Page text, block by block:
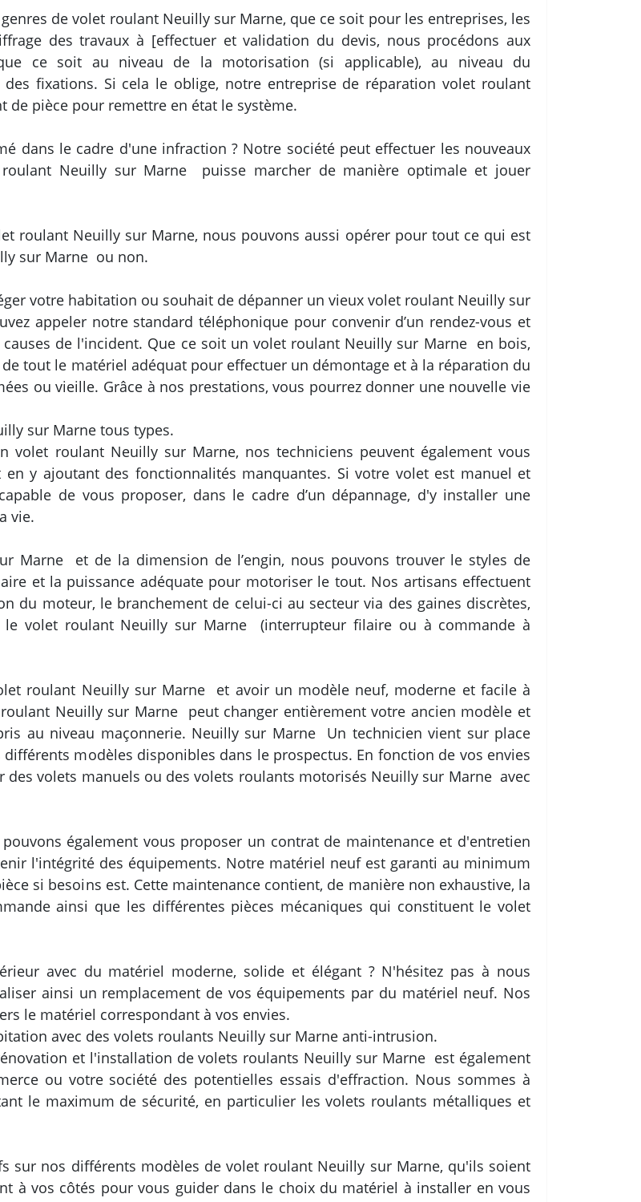
de volet roulant Neuilly sur Marne, que ce soit pour les entreprises, les
des travaux à [effectuer et validation du devis, nous procédons aux
ce soit au niveau de la motorisation (si applicable), au niveau du
fixations. Si cela le oblige, notre entreprise de réparation volet roulant
pièce pour remettre en état le système.
dans le cadre d'une infraction ? Notre société peut effectuer les nouveaux
Neuilly sur Marne puisse marcher de manière optimale et jouer
roulant Neuilly sur Marne, nous pouvons aussi opérer pour tout ce qui est
sur Marne ou non.
votre habitation ou souhait de dépanner un vieux volet roulant Neuilly sur
appeler notre standard téléphonique pour convenir d’un rendez-vous et
de l'incident. Que ce soit un volet roulant Neuilly sur Marne en bois,
tout le matériel adéquat pour effectuer un démontage et à la réparation du
ou vieille. Grâce à nos prestations, vous pourrez donner une nouvelle vie
sur Marne tous types.
volet roulant Neuilly sur Marne, nos techniciens peuvent également vous
y ajoutant des fonctionnalités manquantes. Si votre volet est manuel et
de vous proposer, dans le cadre d’un dépannage, d'y installer une
vie.
Marne et de la dimension de l’engin, nous pouvons trouver le styles de
et la puissance adéquate pour motoriser le tout. Nos artisans effectuent
du moteur, le branchement de celui-ci au secteur via des gaines discrètes,
volet roulant Neuilly sur Marne (interrupteur filaire ou à commande à
roulant Neuilly sur Marne et avoir un modèle neuf, moderne et facile à
Neuilly sur Marne peut changer entièrement votre ancien modèle et
au niveau maçonnerie. Neuilly sur Marne Un technicien vient sur place
modèles disponibles dans le prospectus. En fonction de vos envies
volets manuels ou des volets roulants motorisés Neuilly sur Marne avec
également vous proposer un contrat de maintenance et d'entretien
l'intégrité des équipements. Notre matériel neuf est garanti au minimum
si besoins est. Cette maintenance contient, de manière non exhaustive, la
ainsi que les différentes pièces mécaniques qui constituent le volet
avec du matériel moderne, solide et élégant ? N'hésitez pas à nous
ainsi un remplacement de vos équipements par du matériel neuf. Nos
le matériel correspondant à vos envies.
avec des volets roulants Neuilly sur Marne anti-intrusion.
et l'installation de volets roulants Neuilly sur Marne est également
ou votre société des potentielles essais d'effraction. Nous sommes à
le maximum de sécurité, en particulier les volets roulants métalliques et
sur nos différents modèles de volet roulant Neuilly sur Marne, qu'ils soient
à vos côtés pour vous guider dans le choix du matériel à installer en vous